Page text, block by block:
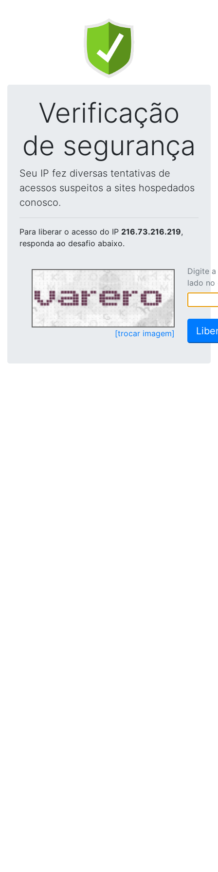
Verificação
de segurança
Seu IP fez diversas tentativas de
acessos suspeitos a sites hospedados
conosco.
Para liberar o acesso do IP 216.73.216.219,
responda ao desafio abaixo.
[trocar imagem]
Digite
lado no